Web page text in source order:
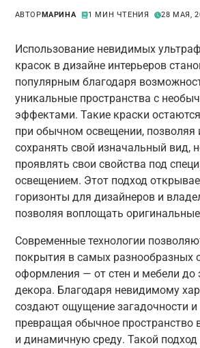
АВТОРМАРИНА 1 МИН ЧТЕНИЯ 28 МАЯ,
Использование невидимых
красок в дизайне интерьеров
популярным благодаря
уникальные пространства с
эффектами. Такие краски
при обычном освещении, позволяя
сохранять свой изначальный вид,
проявлять свои свойства под
освещением. Этот подход
горизонты для дизайнеров и
позволяя воплощать
Современные технологии
покрытия в самых разнообразных
оформления — от стен и мебели до
декора. Благодаря невидимому
создают ощущение загадочности и
превращая обычное пространство
и динамичную среду. Такой подход